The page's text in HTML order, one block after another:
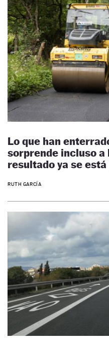
Lo que han
sorprende incluso a
resultado ya se
RUTH GARCÍA